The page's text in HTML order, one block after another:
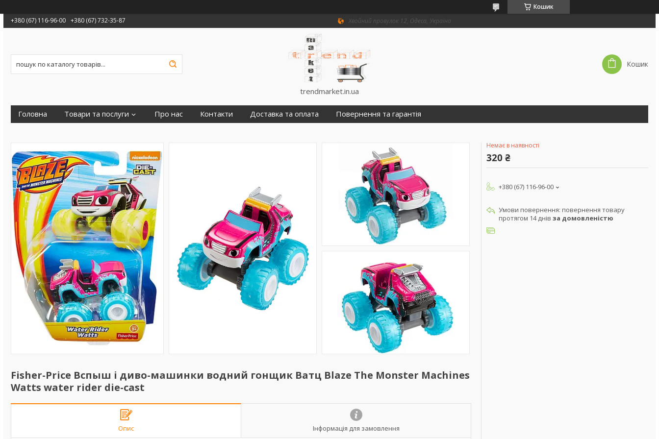
Кошик
+380 (67) 116-96-00 +380 (67) 732-35-87 Хвойний провулок 12, Одеса, Україна
trendmarket.in.ua
Кошик
Головна Товари та послуги Про нас Контакти Доставка та оплата Повернення та гарантія
Fisher-Price Вспыш і диво-машинки водний гонщик Ватц Blaze The Monster Machines
Watts water rider die-cast
Опис Інформація для замовлення
Немає в наявності
320 ₴
+380 (67) 116-96-00
повернення товару
протягом 14 днів за домовленістю